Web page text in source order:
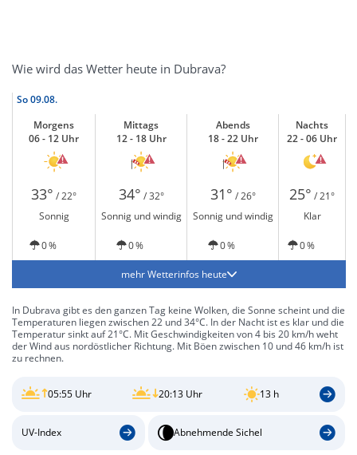
Wie wird das Wetter heute in Dubrava?
So09.08.
Morgens
06 - 12 Uhr
Mittags
12 - 18 Uhr
Abends
18 - 22 Uhr
Nachts
22 - 06 Uhr
33° / 22° 34° / 32° 31° / 26° 25° / 21°
Sonnig
Sonnig und windig Sonnig und windig Klar
0 % 0 % 0 % 0 %
mehr Wetterinfos heute
In Dubrava gibt es den ganzen Tag keine Wolken, die Sonne scheint und die
Temperaturen liegen zwischen 22 und 34°C. In der Nacht ist es klar und die
Temperatur sinkt auf 21°C. Mit Geschwindigkeiten von 4 bis 20 km/h weht
der Wind aus nordöstlicher Richtung. Mit Böen zwischen 10 und 46 km/h ist
zu rechnen.
05:55 Uhr 20:13 Uhr 13 h
UV-Index Abnehmende Sichel